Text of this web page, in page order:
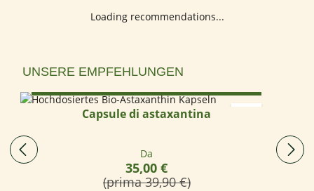
Loading recommendations...
Salta la galleria dei prodotti
UNSERE EMPFEHLUNGEN
Select options
Capsule di astaxantina
Prezzo normale:
Da
35,00 €
(prima 39,90 €)